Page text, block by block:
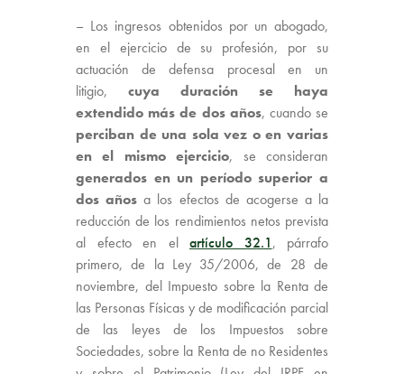
– Los ingresos obtenidos por un abogado,
en el ejercicio de su profesión, por su
actuación de defensa procesal en un
litigio, cuya duración se haya
extendido más de dos años, cuando se
perciban de una sola vez o en varias
en el mismo ejercicio, se consideran
generados en un período superior a
dos años a los efectos de acogerse a la
reducción de los rendimientos netos prevista
al efecto en el artículo 32.1, párrafo
primero, de la Ley 35/2006, de 28 de
noviembre, del Impuesto sobre la Renta de
las Personas Físicas y de modificación parcial
de las leyes de los Impuestos sobre
Sociedades, sobre la Renta de no Residentes